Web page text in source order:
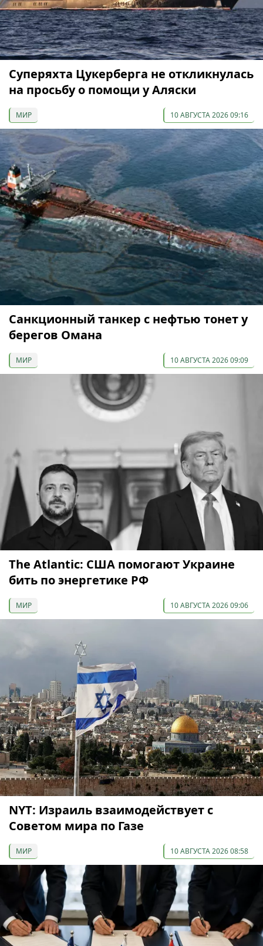
Суперяхта Цукерберга не откликнулась
на просьбу о помощи у Аляски
МИР 10 АВГУСТА 2026 09:16
Санкционный танкер с нефтью тонет у
берегов Омана
МИР 10 АВГУСТА 2026 09:09
The Atlantic: США помогают Украине
бить по энергетике РФ
МИР 10 АВГУСТА 2026 09:06
NYT: Израиль взаимодействует с
Советом мира по Газе
МИР 10 АВГУСТА 2026 08:58